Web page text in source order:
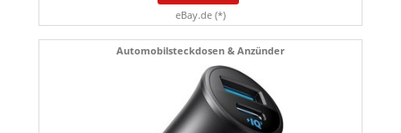
eBay.de (*)
Automobilsteckdosen & Anzünder